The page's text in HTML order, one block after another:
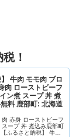
！
牛肉 モモ肉 ブロ
肉 ローストビーフ
ン煮 スープ 丼 煮
料 鹿部町: 北海道
赤身 ローストビーフ
ープ 丼 煮込み鹿部町
ふるさと納税】 牛肉